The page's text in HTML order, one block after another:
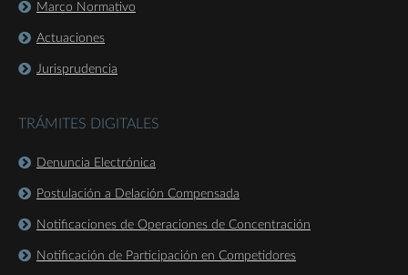
Marco Normativo
Actuaciones
Jurisprudencia
TRÁMITES DIGITALES
Denuncia Electrónica
Postulación a Delación Compensada
Notificaciones de Operaciones de Concentración
Notificación de Participación en Competidores